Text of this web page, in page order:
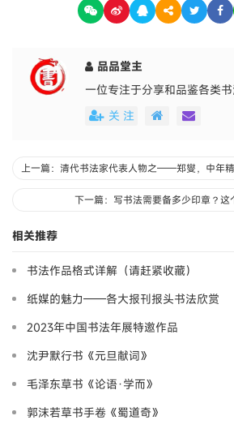
品品堂主
一位专注于分享和品鉴各类
关 注
上一篇：清代书法家代表人物之——郑燮，中年
下一篇：写书法需要备多少印章？这
相关推荐
书法作品格式详解（请赶紧收藏）
纸媒的魅力——各大报刊报头书法欣赏
2023年中国书法年展特邀作品
沈尹默行书《元旦献词》
毛泽东草书《论语·学而》
郭沫若草书手卷《蜀道奇》